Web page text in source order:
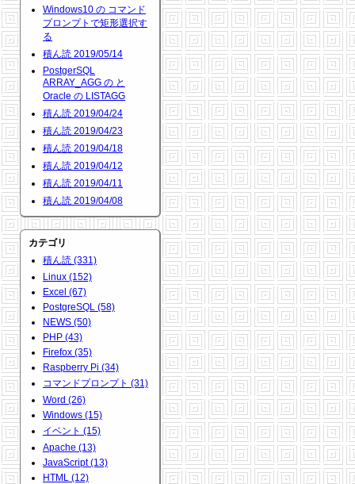
Windows10 の コマンド
プロンプトで矩形選択す
る
積ん読 2019/05/14
PostgerSQL
ARRAY_AGG の と
Oracle の LISTAGG
積ん読 2019/04/24
積ん読 2019/04/23
積ん読 2019/04/18
積ん読 2019/04/12
積ん読 2019/04/11
積ん読 2019/04/08
カテゴリ
積ん読 (331)
Linux (152)
Excel (67)
PostgreSQL (58)
NEWS (50)
PHP (43)
Firefox (35)
Raspberry Pi (34)
コマンドプロンプト (31)
Word (26)
Windows (15)
イベント (15)
Apache (13)
JavaScript (13)
HTML (12)